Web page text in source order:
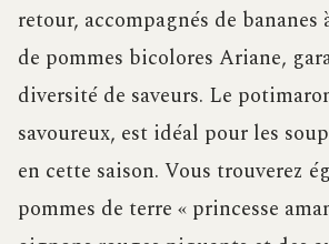
retour, accompagnés de
de pommes bicolores Ariane,
diversité de saveurs. Le
savoureux, est idéal pour les
en cette saison. Vous trouverez
pommes de terre « princesse